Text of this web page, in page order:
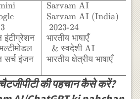
इंटीग्रेशन
सर्च इंजन
Sarvam AI
Sarvam AI (India)
2023-24
भारतीय भाषाएँ
&स्वदेशीAI
भारतीय क्षेत्रीय भाषाएँ
की पहचान कैसे करें?